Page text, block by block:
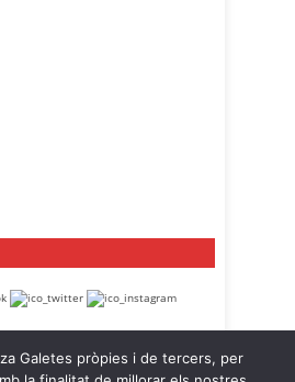
Galetes pròpies i de tercers, per